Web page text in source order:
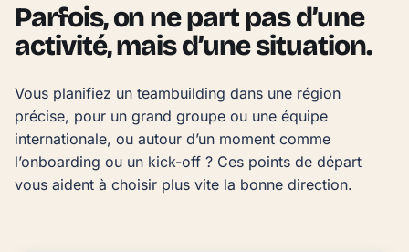
Parfois, on ne part pas d’une
activité, mais d’une situation.
Vous planifiez un teambuilding dans une région
précise, pour un grand groupe ou une équipe
internationale, ou autour d’un moment comme
l’onboarding ou un kick-off ? Ces points de départ
vous aident à choisir plus vite la bonne direction.